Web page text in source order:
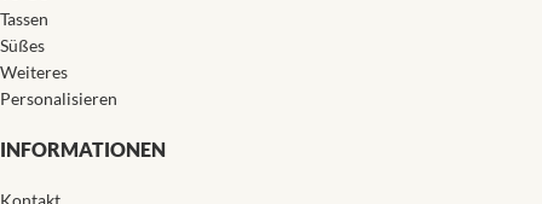
Tassen
Süßes
Weiteres
Personalisieren
INFORMATIONEN
Kontakt